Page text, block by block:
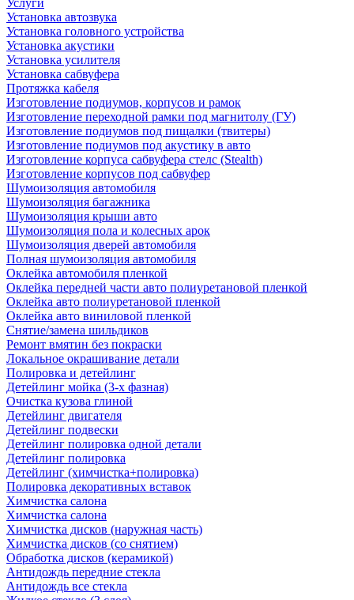
Услуги
Установка автозвука
Установка головного устройства
Установка акустики
Установка усилителя
Установка сабвуфера
Протяжка кабеля
Изготовление подиумов, корпусов и рамок
Изготовление переходной рамки под магнитолу (ГУ)
Изготовление подиумов под пищалки (твитеры)
Изготовление подиумов под акустику в авто
Изготовление корпуса сабвуфера стелс (Stealth)
Изготовление корпусов под сабвуфер
Шумоизоляция автомобиля
Шумоизоляция багажника
Шумоизоляция крыши авто
Шумоизоляция пола и колесных арок
Шумоизоляция дверей автомобиля
Полная шумоизоляция автомобиля
Оклейка автомобиля пленкой
Оклейка передней части авто полиуретановой пленкой
Оклейка авто полиуретановой пленкой
Оклейка авто виниловой пленкой
Снятие/замена шильдиков
Ремонт вмятин без покраски
Локальное окрашивание детали
Полировка и детейлинг
Детейлинг мойка (3-х фазная)
Очистка кузова глиной
Детейлинг двигателя
Детейлинг подвески
Детейлинг полировка одной детали
Детейлинг полировка
Детейлинг (химчистка+полировка)
Полировка декоративных вставок
Химчистка салона
Химчистка салона
Химчистка дисков (наружная часть)
Химчистка дисков (со снятием)
Обработка дисков (керамикой)
Антидождь передние стекла
Антидождь все стекла